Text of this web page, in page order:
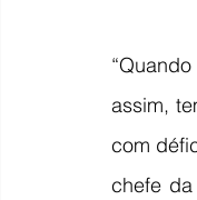
assim,
com
chefe